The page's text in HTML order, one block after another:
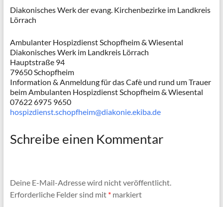
Diakonisches Werk der evang. Kirchenbezirke im Landkreis
Lörrach
Ambulanter Hospizdienst Schopfheim & Wiesental
Diakonisches Werk im Landkreis Lörrach
Hauptstraße 94
79650 Schopfheim
Information & Anmeldung für das Cafè und rund um Trauer
beim Ambulanten Hospizdienst Schopfheim & Wiesental
07622 6975 9650
hospizdienst.schopfheim@diakonie.ekiba.de
Schreibe einen Kommentar
Deine E-Mail-Adresse wird nicht veröffentlicht.
Erforderliche Felder sind mit *markiert